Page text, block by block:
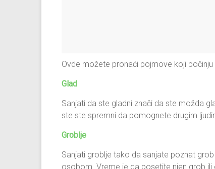
Ovde možete pronaći pojmove koji
Glad
Sanjati da ste gladni znači da ste možda
ste ste spremni da pomognete drugim
Groblje
Sanjati groblje tako da sanjate poznat
osobom. Vreme je da posetite njen grob ili